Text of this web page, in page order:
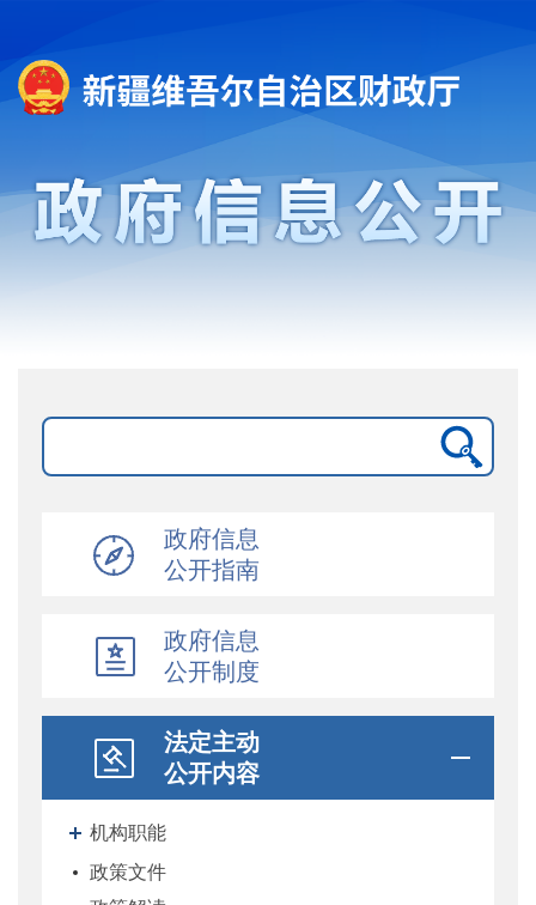
政府信息
公开指南
政府信息
公开制度
法定主动
公开内容
机构职能
政策文件